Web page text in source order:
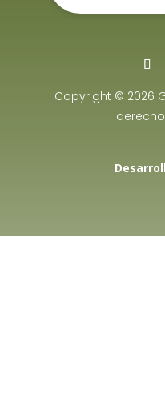
Copyright © 2026